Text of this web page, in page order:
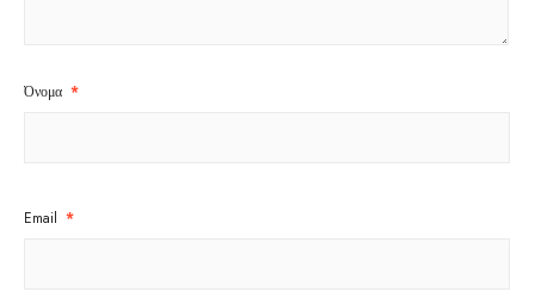
Όνομα *
Email *